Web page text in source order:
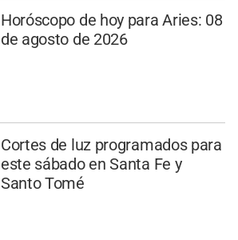
Horóscopo de hoy para Aries: 08
de agosto de 2026
Cortes de luz programados para
este sábado en Santa Fe y
Santo Tomé